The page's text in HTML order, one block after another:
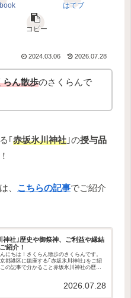
はてブ
コピー
2024.03.06 2026.07.28
らん散歩のさくらんで
｢赤坂氷川神社 ｣の授与品
は、 こちらの記事でご紹介
神社｣歴史や御祭神、ご利益や縁結
紹介！
にちは！さくらん散歩のさくらんです。
都港区に鎮座する｢赤坂氷川神社｣をご紹
の記事で分かること赤坂氷川神社の歴史
2026.07.28